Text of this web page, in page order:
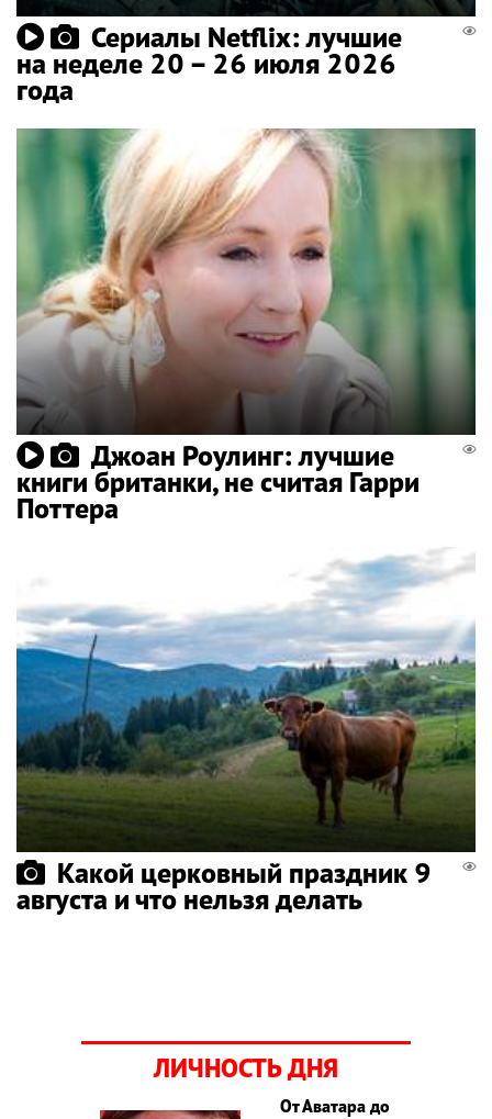
Сериалы Netflix: лучшие
на неделе 20 – 26 июля 2026
года
Джоан Роулинг: лучшие
книги британки, не считая Гарри
Поттера
Какой церковный праздник 9
августа и что нельзя делать
ЛИЧНОСТЬ ДНЯ
От Аватара до